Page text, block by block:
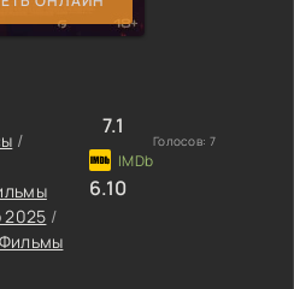
/
2025 /
Фильмы
7.1
Голосов: 7
6.10